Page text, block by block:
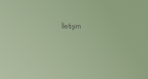
İletişim